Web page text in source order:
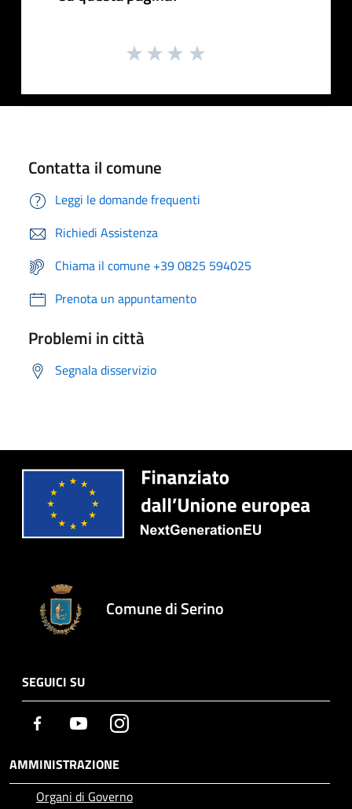
Contatta il comune
Leggi le domande frequenti
Richiedi Assistenza
Chiama il comune +39 0825 594025
Prenota un appuntamento
Problemi in città
Segnala disservizio
Comune di Serino
SEGUICI SU
Facebook YoutubeInstagram
AMMINISTRAZIONE
Organi di Governo